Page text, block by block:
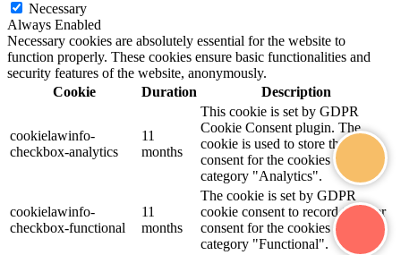
Necessary
Always Enabled
Necessary cookies are absolutely essential for the website to
function properly. These cookies ensure basic functionalities and
security features of the website, anonymously.
Cookie
Duration Description
cookielawinfo-
checkbox-analytics
11
months
This cookie is set by GDPR
Cookie Consent plugin. The
cookie is used to store the user
consent for the cookies in the
category "Analytics".
cookielawinfo-
checkbox-functional
11
months
The cookie is set by GDPR
cookie consent to record the user
consent for the cookies in the
category "Functional".